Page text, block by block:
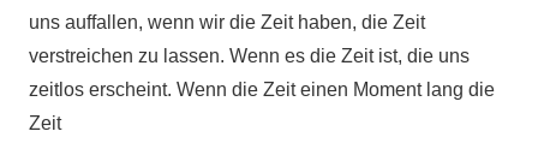
uns auffallen, wenn wir die Zeit haben, die Zeit
verstreichen zu lassen. Wenn es die Zeit ist, die uns
zeitlos erscheint. Wenn die Zeit einen Moment lang die
Zeit